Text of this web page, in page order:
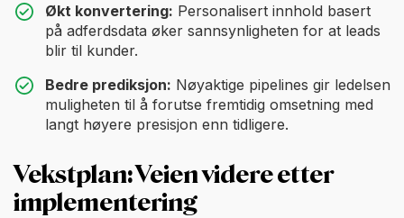
Økt konvertering: Personalisert innhold basert
på adferdsdata øker sannsynligheten for at leads
blir til kunder.
Bedre prediksjon: Nøyaktige pipelines gir ledelsen
muligheten til å forutse fremtidig omsetning med
langt høyere presisjon enn tidligere.
Vekstplan: Veien videre etter
implementering